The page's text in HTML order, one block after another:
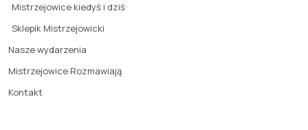
Mistrzejowice kiedyś i dziś
Sklepik Mistrzejowicki
Nasze wydarzenia
Mistrzejowice Rozmawiają
Kontakt